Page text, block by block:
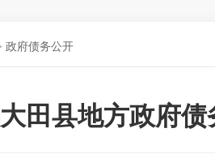
政府债务公开
田县地方政府